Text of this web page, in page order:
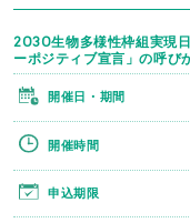
2030生物多様性枠組実現
ーポジティブ宣言」の呼び
開催日・期間
開催時間
申込期限